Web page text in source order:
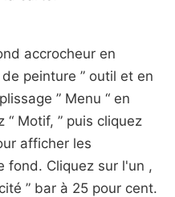
accrocheur en
peinture ” outil et en
” Menu “ en
Motif, ” puis cliquez
afficher les
fond. Cliquez sur l'un ,
” bar à 25 pour cent.